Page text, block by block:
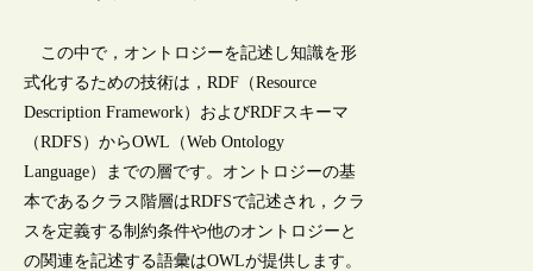
この中で，オントロジーを記述し知識を形
式化するための技術は，RDF（Resource
Description Framework）およびRDFスキーマ
（RDFS）からOWL（Web Ontology
Language）までの層です。オントロジーの基
本であるクラス階層はRDFSで記述され，クラ
スを定義する制約条件や他のオントロジーと
の関連を記述する語彙はOWLが提供します。